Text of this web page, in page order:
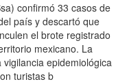
confirmó 33 casos de
país y descartó que
el brote registrado
mexicano. La
epidemiológica
turistas b